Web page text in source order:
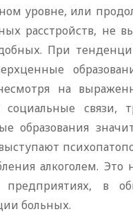
уровне, или
расстройств, не
При
на
социальные связи,
образования
алкоголем.
в
больных.